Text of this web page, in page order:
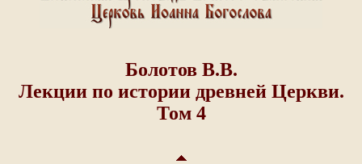
Болотов В.В.
Лекции по истории древней Церкви.
Том 4